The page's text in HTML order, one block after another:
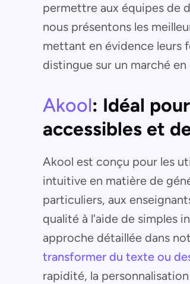
permettre aux équipes de
nous présentons les
mettant en évidence leurs
distingue sur un marché
Akool: Idéal
accessibles et
Akool est conçu pour les
intuitive en matière de
particuliers, aux
qualité à l'aide de simples
approche détaillée dans
transformer du texte ou
rapidité, la